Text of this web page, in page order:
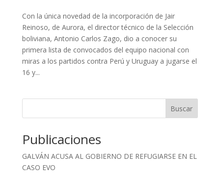
Con la única novedad de la incorporación de Jair
Reinoso, de Aurora, el director técnico de la Selección
boliviana, Antonio Carlos Zago, dio a conocer su
primera lista de convocados del equipo nacional con
miras a los partidos contra Perú y Uruguay a jugarse el
16 y...
Buscar
Publicaciones
GALVÁN ACUSA AL GOBIERNO DE REFUGIARSE EN EL
CASO EVO